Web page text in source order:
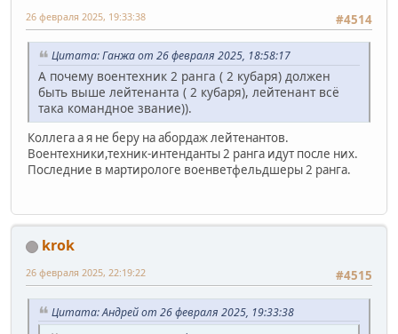
#4514
26 февраля 2025, 19:33:38
Цитата: Ганжа от 26 февраля 2025, 18:58:17
А почему воентехник 2 ранга ( 2 кубаря) должен
быть выше лейтенанта ( 2 кубаря), лейтенант всё
така командное звание)).
Коллега а я не беру на абордаж лейтенантов.
Воентехники,техник-интенданты 2 ранга идут после них.
Последние в мартирологе военветфельдшеры 2 ранга.
krok
#4515
26 февраля 2025, 22:19:22
Цитата: Андрей от 26 февраля 2025, 19:33:38